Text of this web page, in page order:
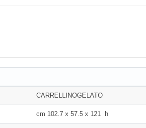
CARRELLINOGELATO
cm 102.7 x 57.5 x 121 h